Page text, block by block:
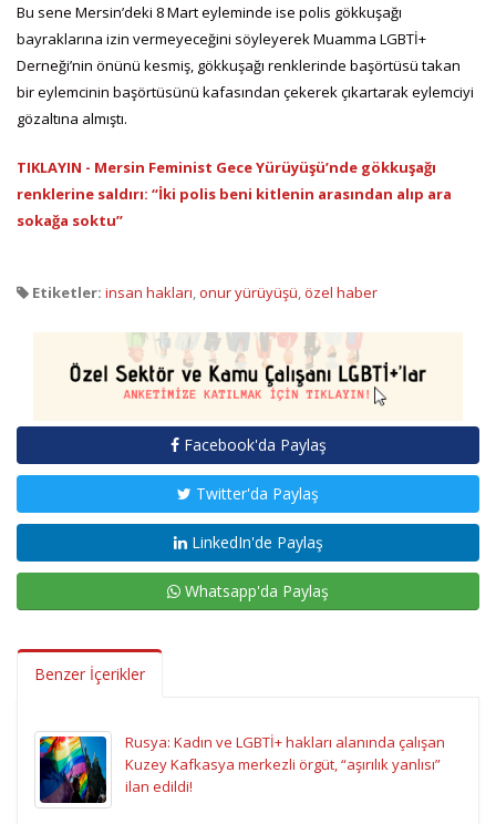
Bu sene Mersin’deki 8 Mart eyleminde ise polis gökkuşağı
bayraklarına izin vermeyeceğini söyleyerek Muamma LGBTİ+
Derneği’nin önünü kesmiş, gökkuşağı renklerinde başörtüsü takan
bir eylemcinin başörtüsünü kafasından çekerek çıkartarak eylemciyi
gözaltına almıştı.
TIKLAYIN - Mersin Feminist Gece Yürüyüşü’nde gökkuşağı
renklerine saldırı: “İki polis beni kitlenin arasından alıp ara
sokağa soktu”
Etiketler: insan hakları,onur yürüyüşü,özel haber
Facebook'da Paylaş
Twitter'da Paylaş
LinkedIn'de Paylaş
Whatsapp'da Paylaş
Benzer İçerikler
Rusya: Kadın ve LGBTİ+ hakları alanında çalışan
Kuzey Kafkasya merkezli örgüt, “aşırılık yanlısı”
ilan edildi!